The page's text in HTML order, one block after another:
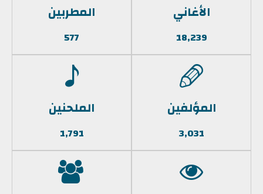
الأغاني
18,239
المطربين
577
المؤلفين
3,031
الملحنين
1,791